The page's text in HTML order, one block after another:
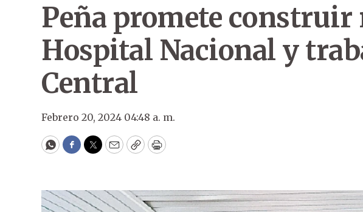
Peña promete construir
Hospital Nacional y
Central
Febrero 20, 2024 04:48 a. m.
WhatsApp
Facebook
Twitter
EmailCopyPrint